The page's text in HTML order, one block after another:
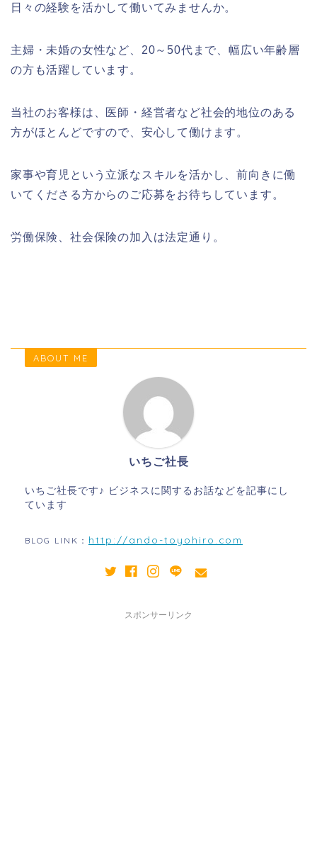
日々の経験を活かして働いてみませんか。
主婦・未婚の女性など、20～50代まで、幅広い年齢層
の方も活躍しています。
当社のお客様は、医師・経営者など社会的地位のある
方がほとんどですので、安心して働けます。
家事や育児という立派なスキルを活かし、前向きに働
いてくださる方からのご応募をお待ちしています。
労働保険、社会保険の加入は法定通り。
ABOUT ME
いちご社長
いちご社長です♪ ビジネスに関するお話などを記事にし
ています
BLOG LINK： http://ando-toyohiro.com
スポンサーリンク